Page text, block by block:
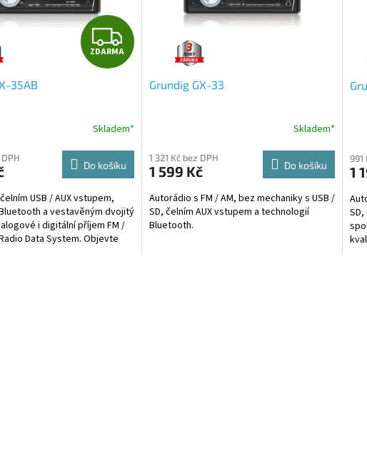
Z
D
R
M
A
ZDARMA
35AB
Skladem*
Do košíku
USB / AUX vstupem,
a vestavěným dvojitý
i digitální příjem FM /
Data System. Objevte
Grundig GX-33
Skladem*
1 321 Kč bez DPH
1 599 Kč Do košíku
Autorádio s FM / AM, bez mechaniky s USB /
SD, čelním AUX vstupem a technologií
Bluetooth.
991
1